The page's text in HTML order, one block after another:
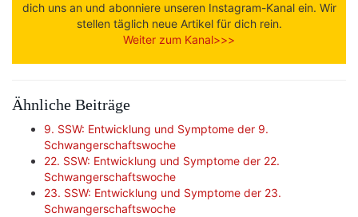
dich uns an und abonniere unseren Instagram-Kanal ein. Wir
stellen täglich neue Artikel für dich rein.
Weiter zum Kanal>>>
Ähnliche Beiträge
9. SSW: Entwicklung und Symptome der 9.
Schwangerschaftswoche
22. SSW: Entwicklung und Symptome der 22.
Schwangerschaftswoche
23. SSW: Entwicklung und Symptome der 23.
Schwangerschaftswoche